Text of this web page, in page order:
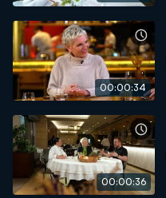
00:00:34
00:00:36